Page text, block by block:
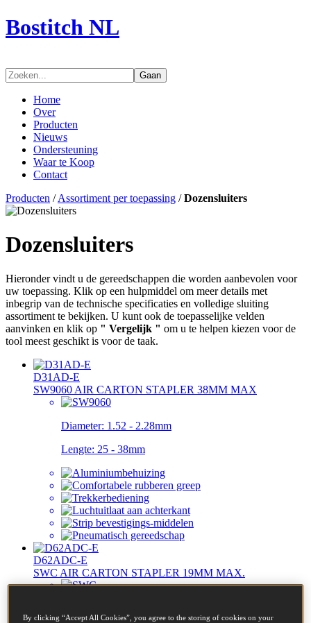
Bostitch NL
Gaan
Home
Over
Producten
Nieuws
Ondersteuning
Waar te Koop
Contact
Producten /Assortiment per toepassing /Dozensluiters
Dozensluiters
Hieronder vindt u de gereedschappen die worden aanbevolen voor
uw toepassing. Klik op een hulpmiddel om meer details met
inbegrip van de technische specificaties en volledige sluiting
assortiment te bekijken. U kunt ook de toepasselijke velden
aanvinken en klik op " Vergelijk " om u te helpen kiezen voor de
tool meest geschikt is voor de taak.
D31AD-E
SW9060 AIR CARTON STAPLER 38MM MAX
Diameter: 1.52 - 2.28mm
Lengte: 25 - 38mm
D62ADC-E
SWC AIR CARTON STAPLER 19MM MAX.
By clicking “Accept All Cookies”, you agree to the storing of cookies on your